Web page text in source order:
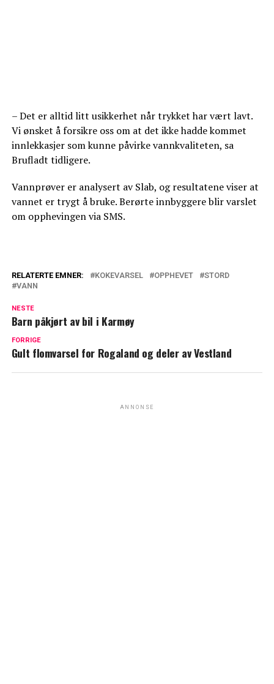
– Det er alltid litt usikkerhet når trykket har vært lavt.
Vi ønsket å forsikre oss om at det ikke hadde kommet
innlekkasjer som kunne påvirke vannkvaliteten, sa
Brufladt tidligere.
Vannprøver er analysert av Slab, og resultatene viser at
vannet er trygt å bruke. Berørte innbyggere blir varslet
om opphevingen via SMS.
RELATERTE EMNER: KOKEVARSEL OPPHEVET
STORD
VANN
NESTE
Barn påkjørt av bil i Karmøy
FORRIGE
Gult flomvarsel for Rogaland og deler av Vestland
ANNONSE